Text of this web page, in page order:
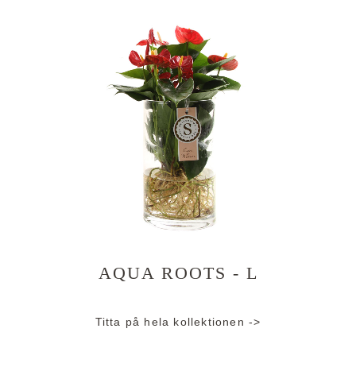
AQUA ROOTS - L
Titta på hela kollektionen ->